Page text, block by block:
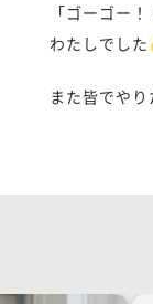
「ゴーゴー
わたしでした
また皆でや